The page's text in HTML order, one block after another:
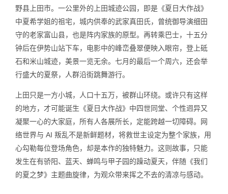
野县上田市。一公里外的上田城迹公园，即是《夏日大作战》
中夏希学姐的祖宅，城内供奉的武家真田氏，曾统御导演细田
守的老家富山县，也是阵内家族的原型。再转乘巴士，十五分
钟后在伊势山站下车，电影中的峰峦叠翠便映入眼帘，登上砥
石和米山城迹，美景一览无余。七月的最后一个周六，还会举
行盛大的夏祭，人群沿街跳舞游行。
上田只是一方小城，人口十五万，被群山环绕。或许只有这样
的地方，才可能诞生《夏日大作战》中四世同堂、个性迥异又
凝聚一心的大家庭，所有人各展所长，定能跨越一切障碍。网
络世界与 AI 叛乱不是新鲜题材，将救世主设定为整个家族，用
心勾勒每位登场角色，却是本作的独特魅力。这则故事，只能
发生在有骄阳、蓝天、蝉鸣与甲子园的躁动夏天，伴随《我们
的夏之梦》主题曲旋律，为观众带来挥之不去的清凉与感动。